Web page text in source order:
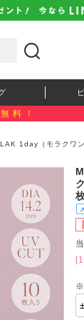
料！
1day（モラクワ